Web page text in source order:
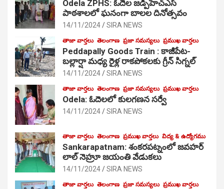
Odela ZPHS: ఓదెల జ‌డ్పీహెచ్ఎస్
పాఠ‌శాల‌లో ఘనంగా బాలల దినోత్సవం
14/11/2024 SIRA NEWS
తాజా వార్తలు తెలంగాణ ప్రజా సమస్యలు ప్రముఖ వార్తలు
Peddapally Goods Train : కాజీపేట-
బల్లార్షా మధ్య రైళ్ల రాకపోకలకు గ్రీన్ సిగ్నల్
14/11/2024 SIRA NEWS
తాజా వార్తలు తెలంగాణ ప్రజా సమస్యలు ప్రముఖ వార్తలు
Odela: ఓదెలలో కులగణన సర్వే
14/11/2024 SIRA NEWS
తాజా వార్తలు తెలంగాణ ప్రముఖ వార్తలు విద్య & ఉద్యోగము
Sankarapatnam: శంకరపట్నంలో జవహర్
లాల్ నెహ్రూ జయంతి వేడుకలు
14/11/2024 SIRA NEWS
తాజా వార్తలు తెలంగాణ ప్రజా సమస్యలు ప్రముఖ వార్తలు